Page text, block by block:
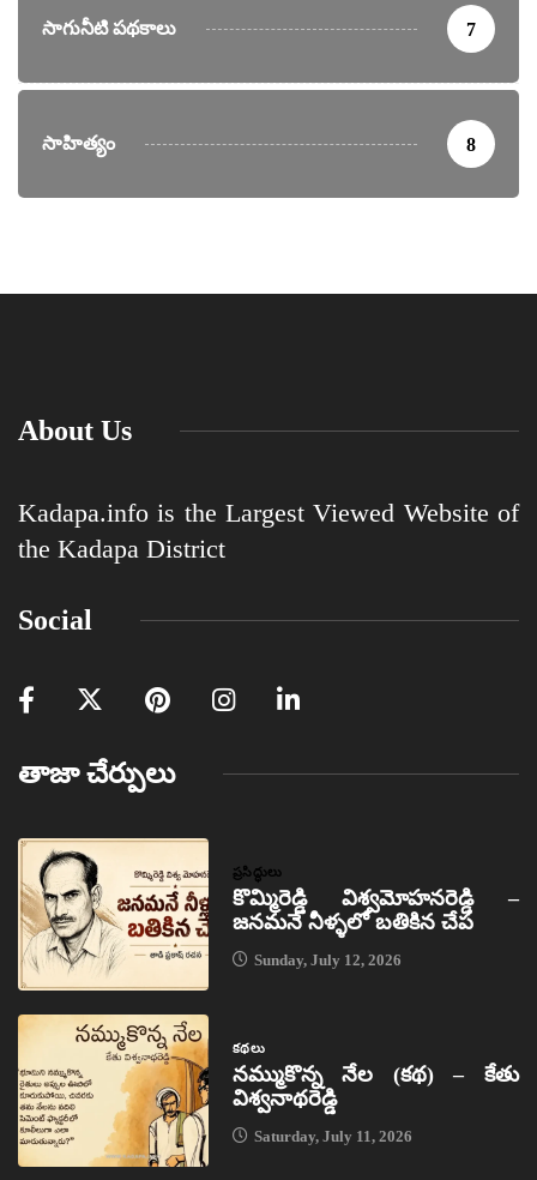
సాగునీటి పథకాలు 7
సాహిత్యం 8
About Us
Kadapa.info is the Largest Viewed Website of
the Kadapa District
Social
తాజా చేర్పులు
ప్రసిద్ధులు
కొమ్మిరెడ్డి విశ్వమోహనరెడ్డి –
జనమనే నీళ్ళలో బతికిన చేప
Sunday, July 12, 2026
కథలు
నమ్ముకొన్న నేల (కథ) – కేతు
విశ్వనాథరెడ్డి
Saturday, July 11, 2026